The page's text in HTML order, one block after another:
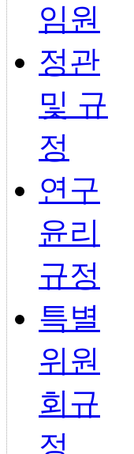
임원
정관
및 규
정
연구
윤리
규정
특별
위원
회규
정